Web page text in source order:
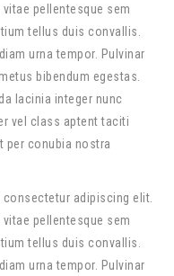
pellentesque sem
tellus duis convallis.
urna tempor. Pulvinar
bibendum egestas.
lacinia integer nunc
vel class aptent taciti
per conubia nostra
consectetur adipiscing elit.
pellentesque sem
tellus duis convallis.
urna tempor. Pulvinar